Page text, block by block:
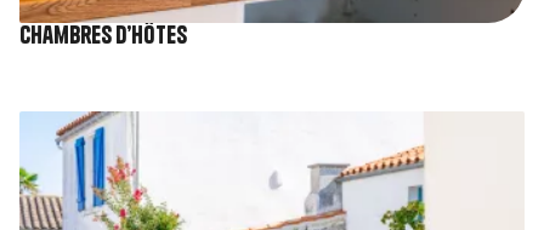
Chambres d’hôtes
Image